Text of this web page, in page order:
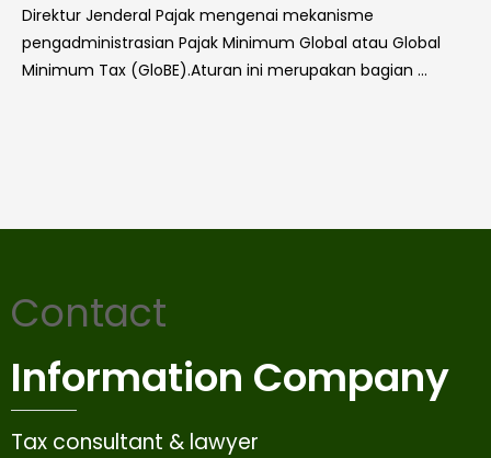
Direktur Jenderal Pajak mengenai mekanisme
pengadministrasian Pajak Minimum Global atau Global
Minimum Tax (GloBE).Aturan ini merupakan bagian …
Contact
Information Company
Tax consultant & lawyer